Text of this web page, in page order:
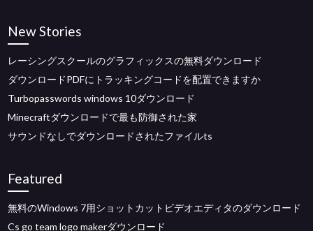
New Stories
レーシングスクールのグラフィックスの無料ダウンロード
ダウンロードPDFにトラッキングコードを配置できますか
Turbopasswords windows 10ダウンロード
Minecraftダウンロードで最も防御された家
サウンドなしでダウンロードされたファイルts
Featured
無料のWindows 7用ショットカットビデオエディタのダウンロード
Cs go team logo makerダウンロード